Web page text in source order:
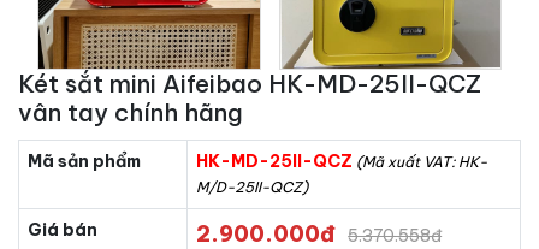
Két sắt mini Aifeibao HK-MD-25II-QCZ
vân tay chính hãng
Mã sản phẩm HK-MD-25II-QCZ (Mã xuất VAT: HK-
M/D-25II-QCZ)
Giá bán 2.900.000đ 5.370.558đ